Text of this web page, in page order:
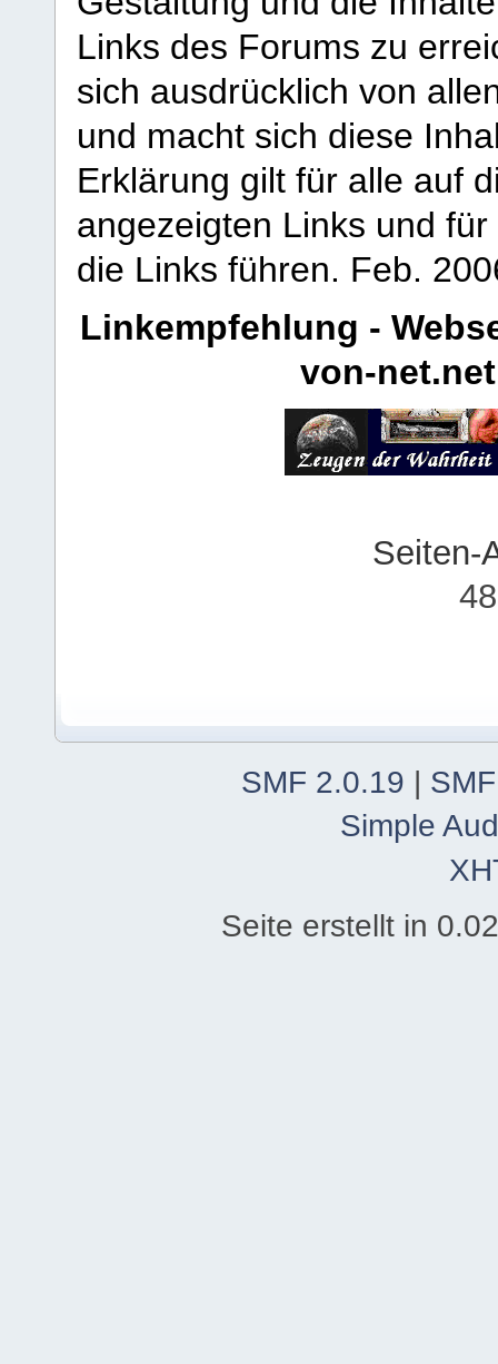
Links des Forums zu
sich ausdrücklich von
und macht sich diese
Erklärung gilt für alle auf
angezeigten Links und
die Links führen. Feb.
Linkempfehlung -
von-net.net
Seiten-
SMF 2.0.19 |
Simple
Seite erstellt in